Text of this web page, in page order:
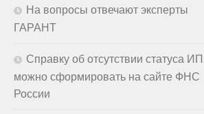
На вопросы отвечают эксперты
ГАРАНТ
Справку об отсутствии статуса ИП
можно сформировать на сайте ФНС
России